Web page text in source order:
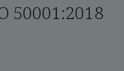
50001:2018